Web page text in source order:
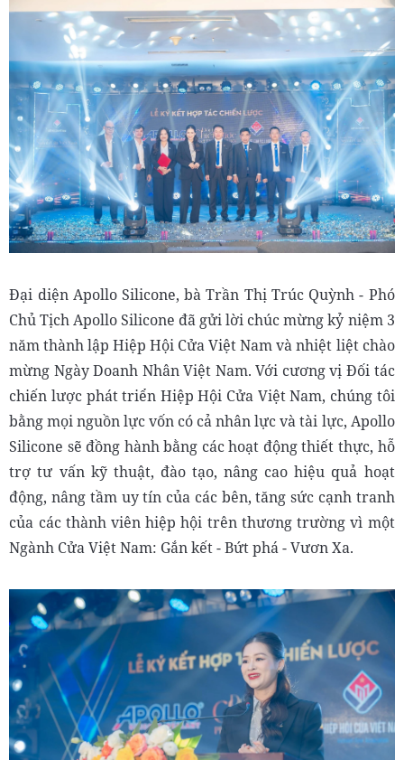
Đại diện Apollo Silicone, bà Trần Thị Trúc Quỳnh - Phó
Chủ Tịch Apollo Silicone đã gửi lời chúc mừng kỷ niệm 3
năm thành lập Hiệp Hội Cửa Việt Nam và nhiệt liệt chào
mừng Ngày Doanh Nhân Việt Nam. Với cương vị Đối tác
chiến lược phát triển Hiệp Hội Cửa Việt Nam, chúng tôi
bằng mọi nguồn lực vốn có cả nhân lực và tài lực, Apollo
Silicone sẽ đồng hành bằng các hoạt động thiết thực, hỗ
trợ tư vấn kỹ thuật, đào tạo, nâng cao hiệu quả hoạt
động, nâng tầm uy tín của các bên, tăng sức cạnh tranh
của các thành viên hiệp hội trên thương trường vì một
Ngành Cửa Việt Nam: Gắn kết - Bứt phá - Vươn Xa.